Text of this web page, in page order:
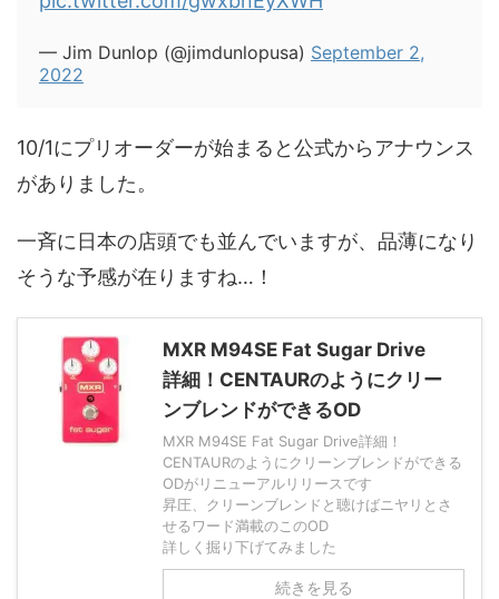
— Jim Dunlop (@jimdunlopusa) September 2,
2022
10/1にプリオーダーが始まると公式からアナウンス
がありました。
一斉に日本の店頭でも並んでいますが、品薄になり
そうな予感が在りますね…！
MXR M94SE Fat Sugar Drive
詳細！CENTAURのようにクリー
ンブレンドができるOD
MXR M94SE Fat Sugar Drive詳細！
CENTAURのようにクリーンブレンドができる
ODがリニューアルリリースです
昇圧、クリーンブレンドと聴けばニヤリとさ
せるワード満載のこのOD
詳しく掘り下げてみました
続きを見る